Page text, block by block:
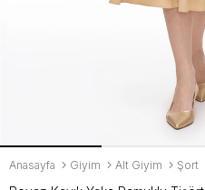
Anasayfa Giyim Alt Giyim Şort